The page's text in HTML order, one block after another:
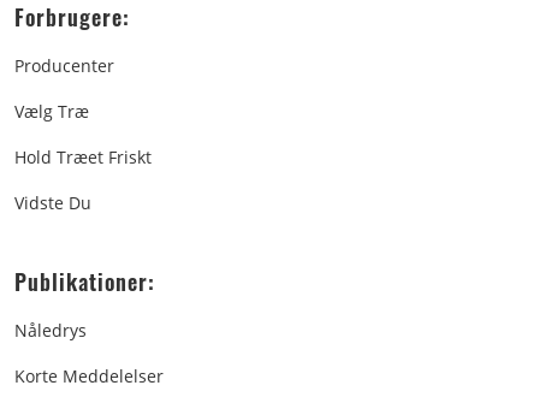
Forbrugere:
Producenter
Vælg Træ
Hold Træet Friskt
Vidste Du
Publikationer:
Nåledrys
Korte Meddelelser